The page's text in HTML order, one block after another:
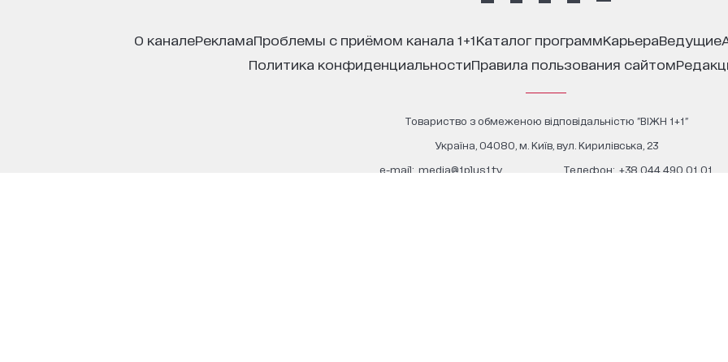
о канале реклама проблемы с приёмом канала 1+1 каталог программ карьера
ведущие
политика конфиденциальности
правила пользования сайтом
Товариство з обмеженою відповідальністю "ВІЖН 1+1"
Україна, 04080, м. Київ, вул. Кирилівська, 23
е-mail: media@1plus1.tv Телефон: +38 044 490 01 01